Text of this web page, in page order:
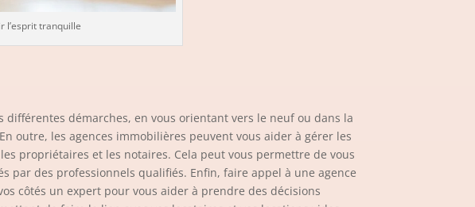
l’esprit tranquille
démarches, en vous orientant vers le neuf ou dans la
outre, les agences immobilières peuvent vous aider à gérer les
propriétaires et les notaires. Cela peut vous permettre de vous
des professionnels qualifiés. Enfin, faire appel à une agence
côtés un expert pour vous aider à prendre des décisions